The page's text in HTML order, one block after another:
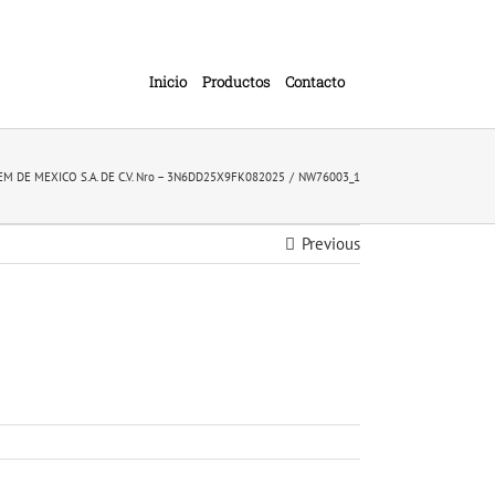
Inicio Productos Contacto
DE MEXICO S.A. DE C.V. Nro – 3N6DD25X9FK082025 NW76003_1
Previous